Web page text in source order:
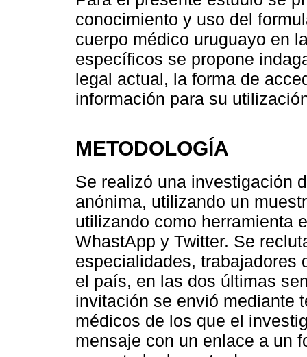
conocimiento y uso del
cuerpo médico uruguayo en
específicos se propone
legal actual, la forma de
información para su
METODOLOGÍA
Se realizó una investigación
anónima, utilizando un
utilizando como herramienta
WhastApp y Twitter. Se
especialidades, trabajadores
el país, en las dos últimas
invitación se envió mediante
médicos de los que el
mensaje con un enlace a un